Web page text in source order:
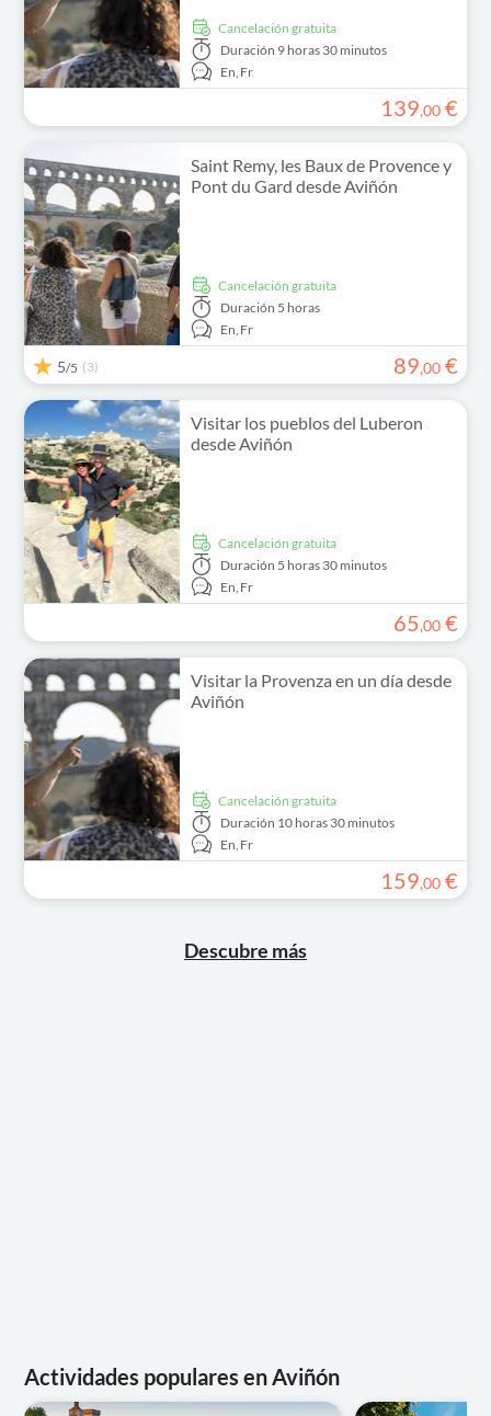
cancelación gratuita
Duración 9 horas 30 minutos
En, Fr
139,00 €
Saint Remy, les Baux de Provence y
Pont du Gard desde Aviñón
cancelación gratuita
Duración 5 horas
En, Fr
5/5 (3) 89,00 €
Visitar los pueblos del Luberon
desde Aviñón
cancelación gratuita
Duración 5 horas 30 minutos
En, Fr
65,00 €
Visitar la Provenza en un día desde
Aviñón
cancelación gratuita
Duración 10 horas 30 minutos
En, Fr
159,00 €
Descubre más
Actividades populares en Aviñón